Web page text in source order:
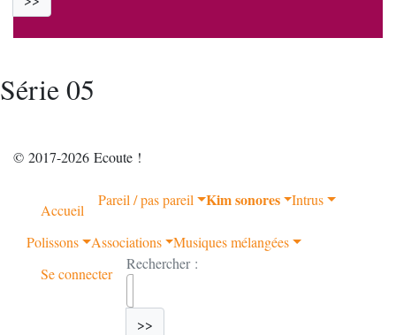
Série 05
© 2017-2026 Ecoute !
Accueil
Pareil / pas pareil Kim sonores Intrus
Polissons Associations
Musiques mélangées
Se connecter
Rechercher :
>>